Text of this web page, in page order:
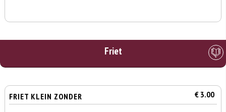
Friet
FRIET KLEIN ZONDER € 3.00